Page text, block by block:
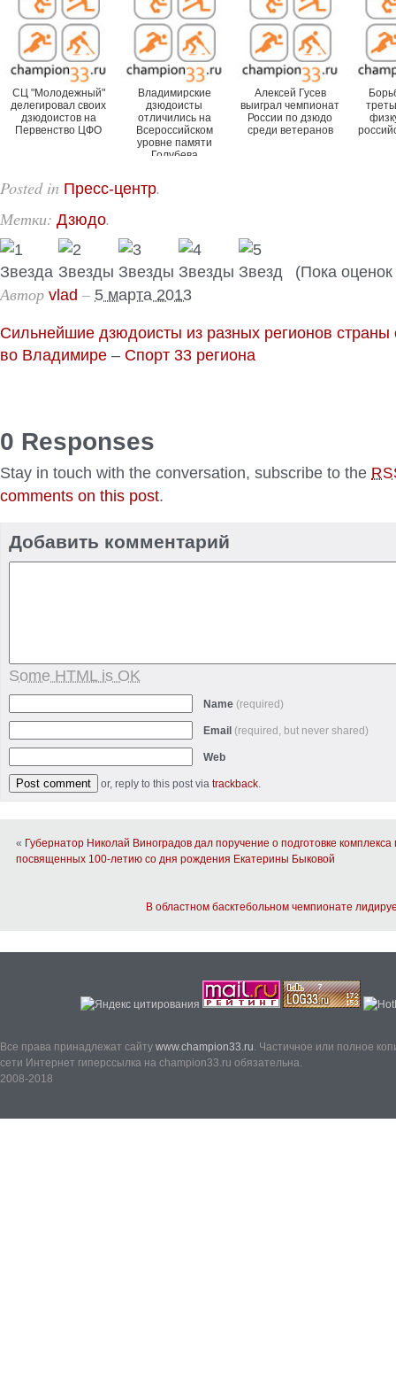
СЦ "Молодежный"
делегировал своих
дзюдоистов на
Первенство ЦФО
Владимирские
дзюдоисты
отличились на
Всероссийском
уровне памяти
Голубева
Алексей Гусев
выиграл чемпионат
России по дзюдо
среди ветеранов
Posted in Пресс-центр.
Метки: Дзюдо.
(Пока оценок
Автор vlad – 5 марта 2013
Сильнейшие дзюдоисты из разных регионов страны
во Владимире – Спорт 33 региона
0 Responses
Stay in touch with the conversation, subscribe to the
comments on this post.
Добавить комментарий
Some HTML is OK
Name (required)
Email (required, but never shared)
Web
or, reply to this post via trackback.
« Губернатор Николай Виноградов дал поручение о подготовке
посвященных 100-летию со дня рождения Екатерины Быковой
В областном басктебольном чемпионате
Все права принадлежат сайту www.champion33.ru. Частичное или полное
сети Интернет гиперссылка на champion33.ru обязательна.
2008-2018